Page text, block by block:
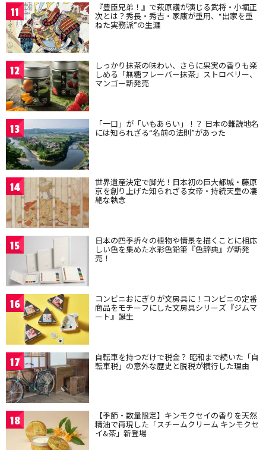
11 『豊臣兄弟！』で萩原護が演じる武将・小堀正
次とは？秀長・秀吉・家康が重用、“出家を重
ねた実務派”の生涯
12 しっかり抹茶の味わい、さらに果実の香りも楽
しめる「無糖フレーバー抹茶」ストロベリー、
マンゴー新発売
13 「一口」が「いもあらい」！？ 日本の難読地名
には知られざる“名前の法則”があった
14 世界遺産決定で脚光！日本初の巨大都城・藤原
京を創り上げた知られざる女帝・持統天皇の凄
絶な執念
15 日本の四季折々の植物や情景を描くことに相応
しい色を集めた水彩色鉛筆『色辞典』が新発
売！
16 コンビニおにぎりが文房具に！コンビニの定番
商品をモチーフにした文房具シリーズ『ジムマ
ート』誕生
17 自転車を持つだけで税金？ 昭和まで続いた「自
転車税」の意外な歴史と脱税が横行した理由
18 【季節・数量限定】キンモクセイの香りを天然
精油で再現した「スチームクリーム キンモクセ
イ&茶」新登場